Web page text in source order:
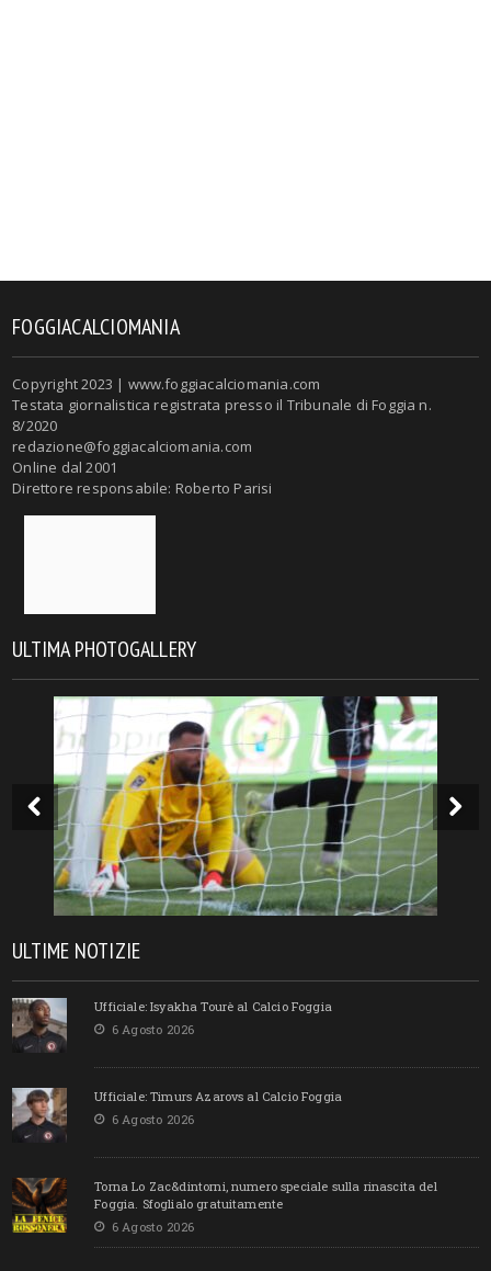
FOGGIACALCIOMANIA
Copyright 2023 | www.foggiacalciomania.com
Testata giornalistica registrata presso il Tribunale di Foggia n.
8/2020
redazione@foggiacalciomania.com
Online dal 2001
Direttore responsabile: Roberto Parisi
ULTIMA PHOTOGALLERY
ULTIME NOTIZIE
Ufficiale: Isyakha Tourè al Calcio Foggia
6 Agosto 2026
Ufficiale: Timurs Azarovs al Calcio Foggia
6 Agosto 2026
Torna Lo Zac&dintorni, numero speciale sulla rinascita del
Foggia. Sfoglialo gratuitamente
6 Agosto 2026